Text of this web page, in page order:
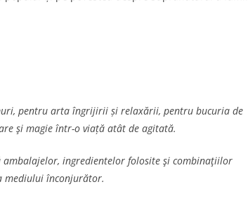
pentru arta îngrijirii și relaxării, pentru bucuria de
şi magie într-o viață atât de agitată.
ingredientelor folosite şi combinaţiilor
mediului înconjurător.